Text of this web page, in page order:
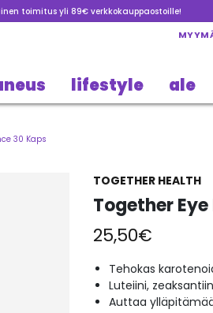
toimitus yli 89€ verkkokauppaostoille!
lifestyle ale
30 Kaps
TOGETHER HEALTH
Together
25,50€
Tehokas
Luteiini,
Auttaa